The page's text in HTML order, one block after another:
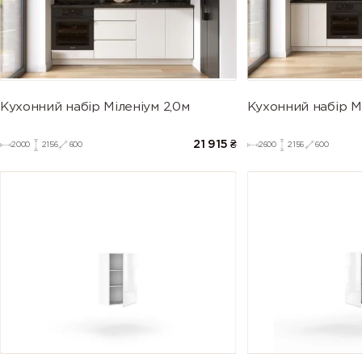
Кухонний набір Міленіум 2,0м
2000 2156 600 21 915 ₴
Кухонний набір
2600 2156 600